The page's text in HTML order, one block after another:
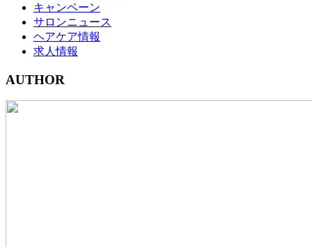
キャンペーン
サロンニュース
ヘアケア情報
求人情報
AUTHOR